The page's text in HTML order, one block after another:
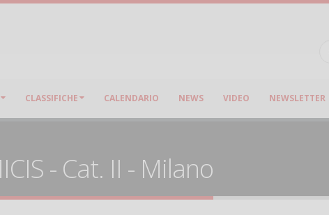
CLASSIFICHE CALENDARIO NEWS VIDEO NEWSLETTER
- Cat. II - Milano